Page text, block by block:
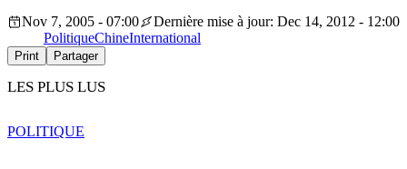
Nov 7, 2005 - 07:00
Dernière mise à jour: Dec 14, 2012 - 12:00
PolitiqueChineInternational
Print Partager
LES PLUS LUS
POLITIQUE